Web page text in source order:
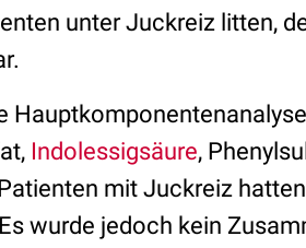
unter Juckreiz litten,
Indolessigsäure,
mit Juckreiz
wurde jedoch kein